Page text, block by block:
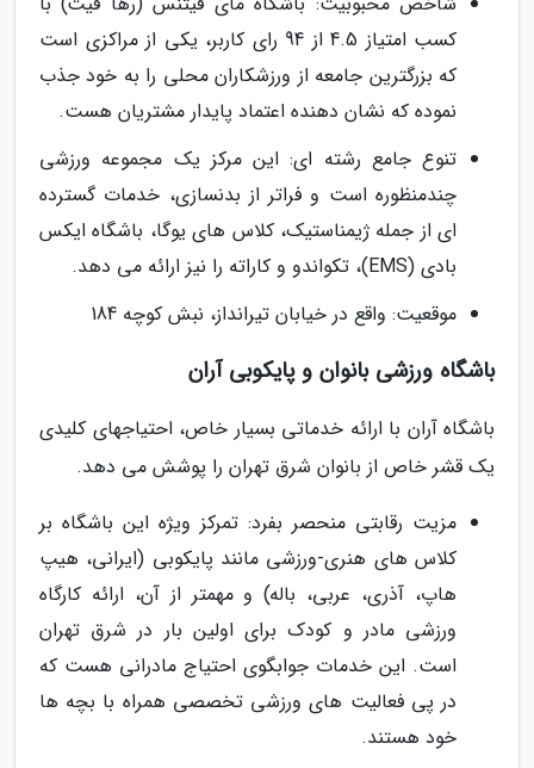
کسب امتیاز 4.5 از 94 رای کاربر، یکی از مراکزی است
که بزرگترین جامعه از ورزشکاران محلی را به خود جذب
نموده که نشان دهنده اعتماد پایدار مشتریان هست.
تنوع جامع رشته ای: این مرکز یک مجموعه ورزشی
چندمنظوره است و فراتر از بدنسازی، خدمات گسترده
ای از جمله ژیمناستیک، کلاس های یوگا، باشگاه ایکس
بادی (EMS)، تکواندو و کاراته را نیز ارائه می دهد.
موقعیت: واقع در خیابان تیرانداز، نبش کوچه 184
باشگاه ورزشی بانوان و پایکوبی آران
باشگاه آران با ارائه خدماتی بسیار خاص، احتیاجهای کلیدی
یک قشر خاص از بانوان شرق تهران را پوشش می دهد.
مزیت رقابتی منحصر بفرد: تمرکز ویژه این باشگاه بر
کلاس های هنری-ورزشی مانند پایکوبی (ایرانی، هیپ
هاپ، آذری، عربی، باله) و مهمتر از آن، ارائه کارگاه
ورزشی مادر و کودک برای اولین بار در شرق تهران
است. این خدمات جوابگوی احتیاج مادرانی هست که
در پی فعالیت های ورزشی تخصصی همراه با بچه ها
خود هستند.